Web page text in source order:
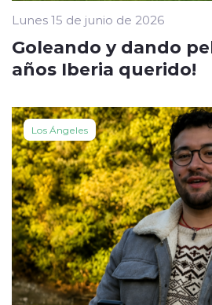
Lunes 15 de junio de 2026
Goleando y dando
años Iberia querido!
Los Ángeles